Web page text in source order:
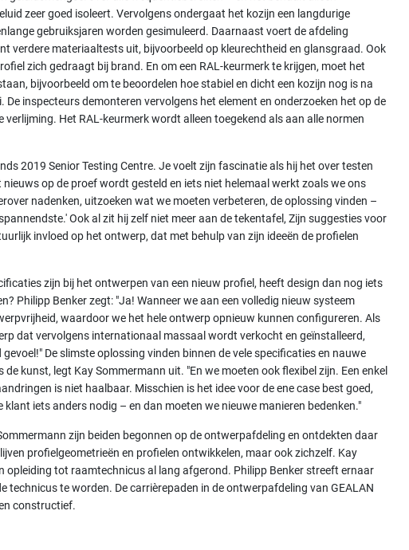
zeer goed isoleert. Vervolgens ondergaat het kozijn een langdurige
gebruiksjaren worden gesimuleerd. Daarnaast voert de afdeling
verdere materiaaltests uit, bijvoorbeeld op kleurechtheid en glansgraad. Ook
zich gedraagt bij brand. En om een RAL-keurmerk te krijgen, moet het
bijvoorbeeld om te beoordelen hoe stabiel en dicht een kozijn nog is na
De inspecteurs demonteren vervolgens het element en onderzoeken het op de
verlijming. Het RAL-keurmerk wordt alleen toegekend als aan alle normen
2019 Senior Testing Centre. Je voelt zijn fascinatie als hij het over testen
nieuws op de proef wordt gesteld en iets niet helemaal werkt zoals we ons
nadenken, uitzoeken wat we moeten verbeteren, de oplossing vinden –
Ook al zit hij zelf niet meer aan de tekentafel, Zijn suggesties voor
invloed op het ontwerp, dat met behulp van zijn ideeën de profielen
zijn bij het ontwerpen van een nieuw profiel, heeft design dan nog iets
Philipp Benker zegt: "Ja! Wanneer we aan een volledig nieuw systeem
waardoor we het hele ontwerp opnieuw kunnen configureren. Als
dat vervolgens internationaal massaal wordt verkocht en geïnstalleerd,
De slimste oplossing vinden binnen de vele specificaties en nauwe
de kunst, legt Kay Sommermann uit. "En we moeten ook flexibel zijn. Een enkel
is niet haalbaar. Misschien is het idee voor de ene case best goed,
klant iets anders nodig – en dan moeten we nieuwe manieren bedenken."
zijn beiden begonnen op de ontwerpafdeling en ontdekten daar
profielgeometrieën en profielen ontwikkelen, maar ook zichzelf. Kay
opleiding tot raamtechnicus al lang afgerond. Philipp Benker streeft ernaar
technicus te worden. De carrièrepaden in de ontwerpafdeling van GEALAN
constructief.